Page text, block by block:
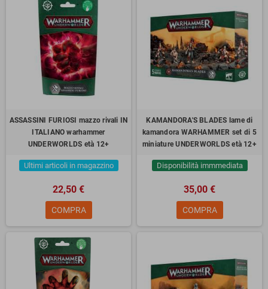
ASSASSINI FURIOSI mazzo rivali IN
ITALIANO warhammer
UNDERWORLDS età 12+
Ultimi articoli in magazzino
22,50 €
COMPRA
KAMANDORA'S BLADES lame di
kamandora WARHAMMER set di 5
miniature UNDERWORLDS età 12+
Disponibilità immmediata
35,00 €
COMPRA